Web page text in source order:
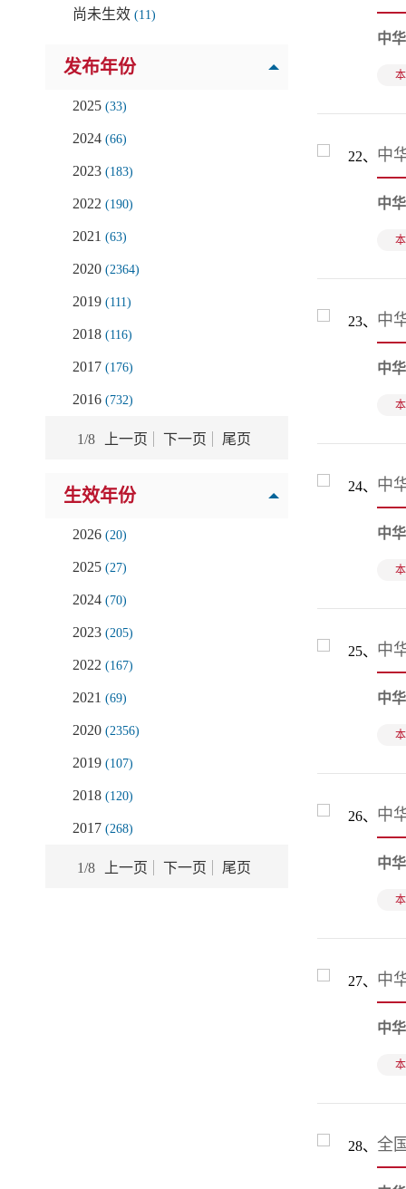
尚未生效 (11)
发布年份
2025 (33)
2024 (66)
2023 (183)
2022 (190)
2021 (63)
2020 (2364)
2019 (111)
2018 (116)
2017 (176)
2016 (732)
1/8 上一页 下一页 尾页
生效年份
2026 (20)
2025 (27)
2024 (70)
2023 (205)
2022 (167)
2021 (69)
2020 (2356)
2019 (107)
2018 (120)
2017 (268)
1/8 上一页 下一页 尾页
中
22、 中
中
23、 中
中
24、 中
中
25、 中
中
26、 中
中
27、 中
中
28、 全